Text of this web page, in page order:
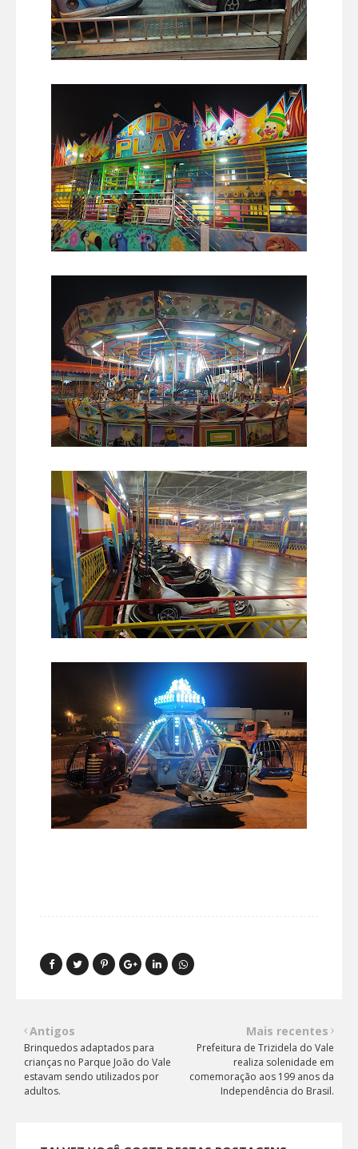
Mais recentes
Prefeitura de Trizidela do Vale
realiza solenidade em
comemoração aos 199 anos da
Independência do Brasil.
Antigos
Brinquedos adaptados para
crianças no Parque João do Vale
estavam sendo utilizados por
adultos.